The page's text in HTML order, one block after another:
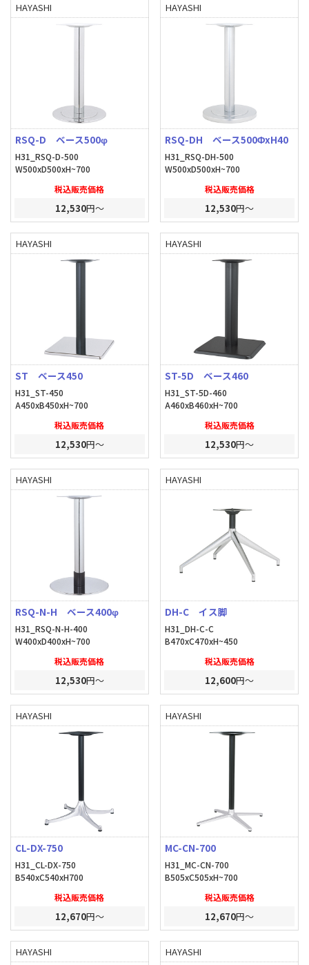
HAYASHI
RSQ-D ベース500φ
H31_RSQ-D-500
W500xD500xH~700
税込販売価格
12,530円～
HAYASHI
RSQ-DH ベース500ΦxH40
H31_RSQ-DH-500
W500xD500xH~700
税込販売価格
12,530円～
HAYASHI
ST ベース450
H31_ST-450
A450xB450xH~700
税込販売価格
12,530円～
HAYASHI
ST-5D ベース460
H31_ST-5D-460
A460xB460xH~700
税込販売価格
12,530円～
HAYASHI
RSQ-N-H ベース400φ
H31_RSQ-N-H-400
W400xD400xH~700
税込販売価格
12,530円～
HAYASHI
DH-C イス脚
H31_DH-C-C
B470xC470xH~450
税込販売価格
12,600円～
HAYASHI
CL-DX-750
H31_CL-DX-750
B540xC540xH700
税込販売価格
12,670円～
HAYASHI
MC-CN-700
H31_MC-CN-700
B505xC505xH~700
税込販売価格
12,670円～
HAYASHI HAYASHI